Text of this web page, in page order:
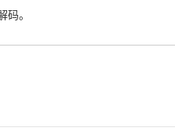
。